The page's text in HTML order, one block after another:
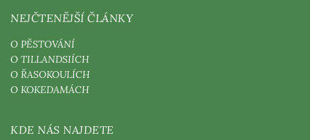
NEJČTENĚJŠÍ ČLÁNKY
O PĚSTOVÁNÍ
O TILLANDSIÍCH
O ŘASOKOULÍCH
O KOKEDAMÁCH
KDE NÁS NAJDETE